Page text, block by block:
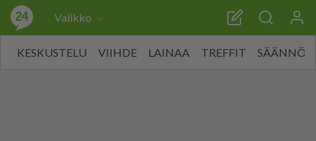
Valikko
KESKUSTELU VIIHDE LAINAA TREFFIT SÄÄNNÖT